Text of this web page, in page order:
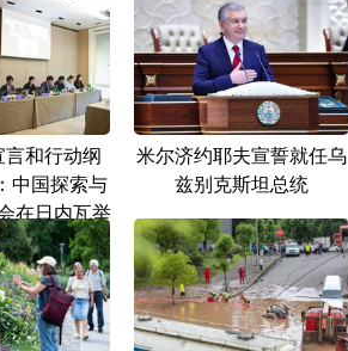
言和行动纲
中国探索与
在日内瓦举
米尔济约耶夫宣誓就任乌
兹别克斯坦总统